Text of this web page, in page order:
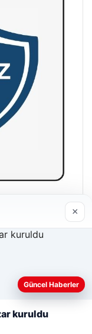
amacıyla çerezler
×
Güncel Haberler
kuruldu